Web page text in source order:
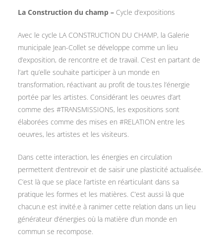
La Construction du champ – Cycle d’expositions
Avec le cycle LA CONSTRUCTION DU CHAMP, la Galerie
municipale Jean-Collet se développe comme un lieu
d’exposition, de rencontre et de travail. C’est en partant de
l’art qu’elle souhaite participer à un monde en
transformation, réactivant au profit de tous.tes l’énergie
portée par les artistes. Considérant les oeuvres d’art
comme des #TRANSMISSIONS, les expositions sont
élaborées comme des mises en #RELATION entre les
oeuvres, les artistes et les visiteurs.
Dans cette interaction, les énergies en circulation
permettent d’entrevoir et de saisir une plasticité actualisée.
C’est là que se place l’artiste en réarticulant dans sa
pratique les formes et les matières. C’est aussi là que
chacun.e est invité.e à ranimer cette relation dans un lieu
générateur d’énergies où la matière d’un monde en
commun se recompose.